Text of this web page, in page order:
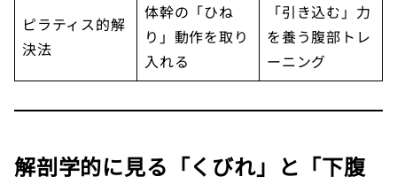
ピラティス的解
決法
体幹の「ひね
り」動作を取り
入れる
「引き込む」力
を養う腹部トレ
ーニング
解剖学的に見る「くびれ」と「下腹